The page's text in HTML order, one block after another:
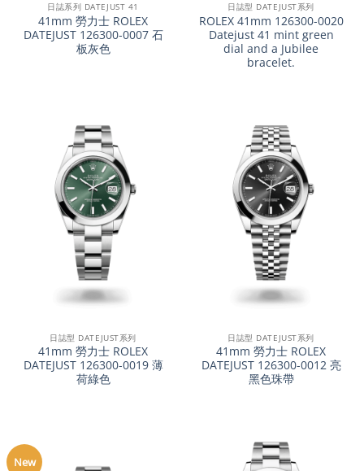
日誌系列 DATEJUST 41
41mm 勞力士 ROLEX
DATEJUST 126300-0007 石
板灰色
日誌型 DATEJUST系列
ROLEX 41mm 126300-0020
Datejust 41 mint green
dial and a Jubilee
bracelet.
日誌型 DATEJUST系列
41mm 勞力士 ROLEX
DATEJUST 126300-0019 薄
荷綠色
日誌型 DATEJUST系列
41mm 勞力士 ROLEX
DATEJUST 126300-0012 亮
黑色珠帶
New